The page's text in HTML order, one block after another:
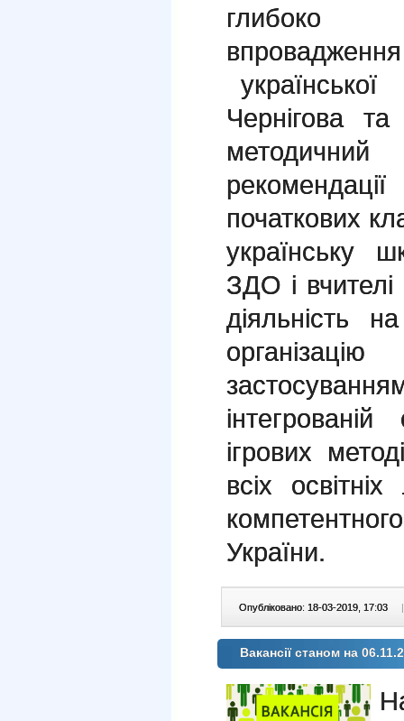
глибоко
Чернігова
початкових
українську
ЗДО і
діяльність
ігрових
всіх
України.
Опубліковано: 18-03-2019, 17:03 |
Вакансії станом на